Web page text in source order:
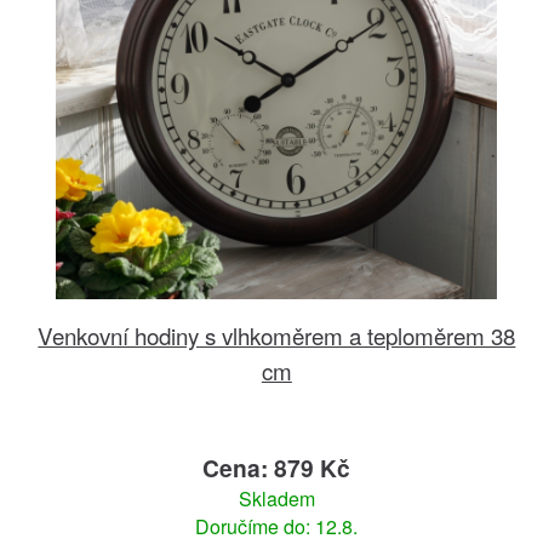
Venkovní hodiny s vlhkoměrem a teploměrem 38
cm
Cena: 879 Kč
Skladem
Doručíme do: 12.8.